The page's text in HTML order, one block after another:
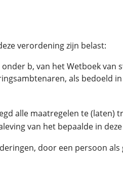
verordening zijn belast:
b, van het Wetboek van
als bedoeld
alle maatregelen te (laten)
van het bepaalde in
door een persoon